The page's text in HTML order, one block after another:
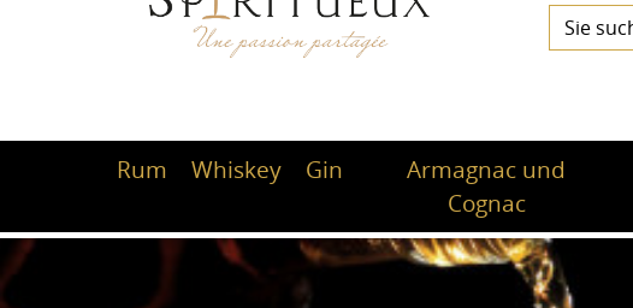
Rum Whiskey Gin
Armagnac und
Cognac